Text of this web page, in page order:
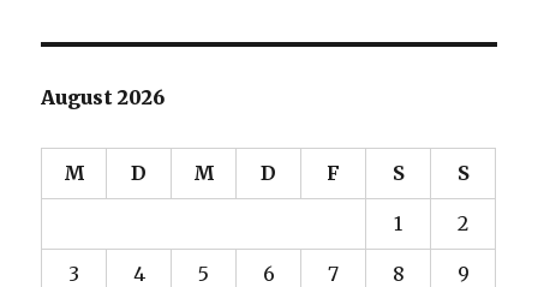
August 2026
M D M D F S S
1 2
3 4 5 6 7 8 9